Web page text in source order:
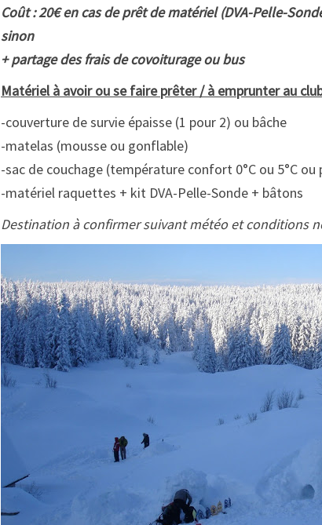
Coût : 20€ en cas de prêt de matériel (DVA-Pelle-
sinon
+ partage des frais de covoiturage ou bus
Matériel à avoir ou se faire prêter / à emprunter au
-couverture de survie épaisse (1 pour 2) ou bâche
-matelas (mousse ou gonflable)
-sac de couchage (température confort 0°C ou 5°C
-matériel raquettes + kit DVA-Pelle-Sonde + bâtons
Destination à confirmer suivant météo et conditions